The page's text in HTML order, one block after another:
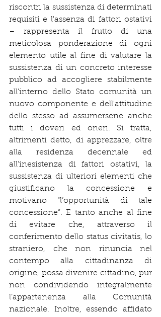
riscontri la sussistenza di determinati
requisiti e l'assenza di fattori ostativi
– rappresenta il frutto di una
meticolosa ponderazione di ogni
elemento utile al fine di valutare la
sussistenza di un concreto interesse
pubblico ad accogliere stabilmente
all'interno dello Stato comunità un
nuovo componente e dell'attitudine
dello stesso ad assumersene anche
tutti i doveri ed oneri. Si tratta,
altrimenti detto, di apprezzare, oltre
alla residenza decennale ed
all’inesistenza di fattori ostativi, la
sussistenza di ulteriori elementi che
giustificano la concessione e
motivano “l’opportunità di tale
concessione”. E tanto anche al fine
di evitare che, attraverso il
conferimento dello status civitatis, lo
straniero, che non rinuncia nel
contempo alla cittadinanza di
origine, possa divenire cittadino, pur
non condividendo integralmente
l’appartenenza alla Comunità
nazionale. Inoltre, essendo affidato